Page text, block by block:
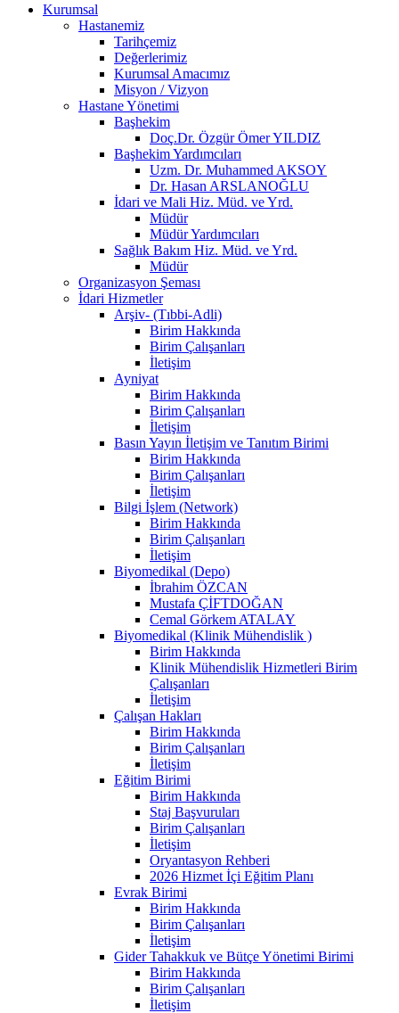
Kurumsal
Hastanemiz
Tarihçemiz
Değerlerimiz
Kurumsal Amacımız
Misyon / Vizyon
Hastane Yönetimi
Başhekim
Doç.Dr. Özgür Ömer YILDIZ
Başhekim Yardımcıları
Uzm. Dr. Muhammed AKSOY
Dr. Hasan ARSLANOĞLU
İdari ve Mali Hiz. Müd. ve Yrd.
Müdür
Müdür Yardımcıları
Sağlık Bakım Hiz. Müd. ve Yrd.
Müdür
Organizasyon Şeması
İdari Hizmetler
Arşiv- (Tıbbi-Adli)
Birim Hakkında
Birim Çalışanları
İletişim
Ayniyat
Birim Hakkında
Birim Çalışanları
İletişim
Basın Yayın İletişim ve Tanıtım Birimi
Birim Hakkında
Birim Çalışanları
İletişim
Bilgi İşlem (Network)
Birim Hakkında
Birim Çalışanları
İletişim
Biyomedikal (Depo)
İbrahim ÖZCAN
Mustafa ÇİFTDOĞAN
Cemal Görkem ATALAY
Biyomedikal (Klinik Mühendislik )
Birim Hakkında
Klinik Mühendislik Hizmetleri Birim
Çalışanları
İletişim
Çalışan Hakları
Birim Hakkında
Birim Çalışanları
İletişim
Eğitim Birimi
Birim Hakkında
Staj Başvuruları
Birim Çalışanları
İletişim
Oryantasyon Rehberi
2026 Hizmet İçi Eğitim Planı
Evrak Birimi
Birim Hakkında
Birim Çalışanları
İletişim
Gider Tahakkuk ve Bütçe Yönetimi Birimi
Birim Hakkında
Birim Çalışanları
İletişim